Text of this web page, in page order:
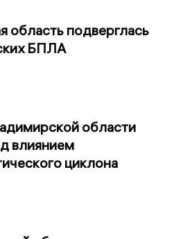
область подверглась
БПЛА
области
влиянием
циклона